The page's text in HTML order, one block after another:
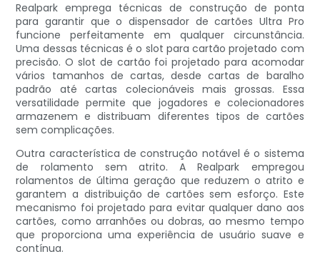
Realpark emprega técnicas de construção de ponta
para garantir que o dispensador de cartões Ultra Pro
funcione perfeitamente em qualquer circunstância.
Uma dessas técnicas é o slot para cartão projetado com
precisão. O slot de cartão foi projetado para acomodar
vários tamanhos de cartas, desde cartas de baralho
padrão até cartas colecionáveis ​​mais grossas. Essa
versatilidade permite que jogadores e colecionadores
armazenem e distribuam diferentes tipos de cartões
sem complicações.
Outra característica de construção notável é o sistema
de rolamento sem atrito. A Realpark empregou
rolamentos de última geração que reduzem o atrito e
garantem a distribuição de cartões sem esforço. Este
mecanismo foi projetado para evitar qualquer dano aos
cartões, como arranhões ou dobras, ao mesmo tempo
que proporciona uma experiência de usuário suave e
contínua.